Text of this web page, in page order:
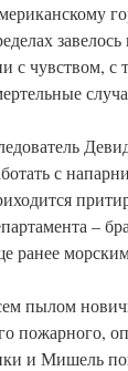
с чувством, с
с
–
ранее
пылом
пожарного,
и Мишель